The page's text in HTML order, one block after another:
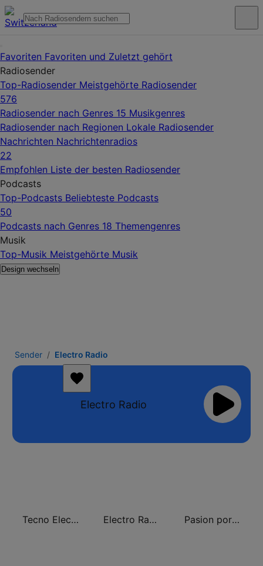
Favoriten Favoriten und Zuletzt gehört
Radiosender
Top-Radiosender Meistgehörte Radiosender
576
Radiosender nach Genres 15 Musikgenres
Radiosender nach Regionen Lokale Radiosender
Nachrichten Nachrichtenradios
22
Empfohlen Liste der besten Radiosender
Podcasts
Top-Podcasts Beliebteste Podcasts
50
Podcasts nach Genres 18 Themengenres
Musik
Top-Musik Meistgehörte Musik
Design wechseln
Sender Electro Radio
Electro Radio
Tecno Electro Electro Radio Pasion por El Techno